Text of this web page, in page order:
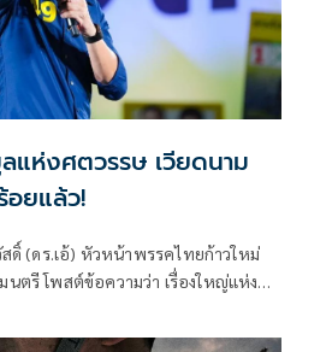
แห่งศตวรรษ เวียดนาม
อยแล้ว!
ดิ์ (ดร.เอ้) หัวหน้าพรรคไทยก้าวใหม่
นตรี โพสต์ข้อความว่า เรื่องใหญ่แห่ง